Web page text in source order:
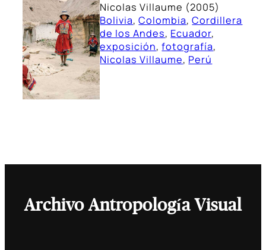
Nicolas Villaume (2005)
Bolivia, Colombia, Cordillera
de los Andes, Ecuador
exposición, fotografía
Nicolas Villaume, Perú
Archivo Antropología Visual